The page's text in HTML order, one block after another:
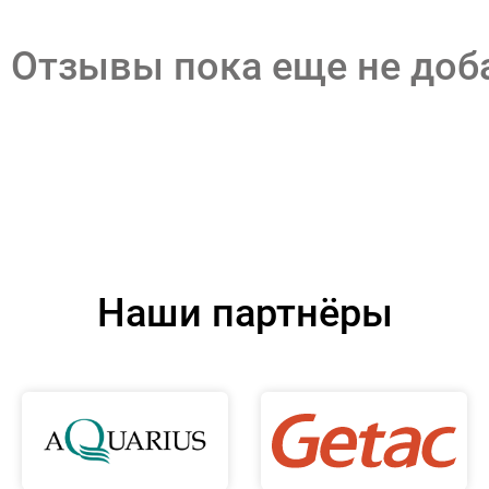
Отзывы пока еще не
Наши партнёры